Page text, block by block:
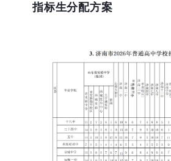
指标生分配方案